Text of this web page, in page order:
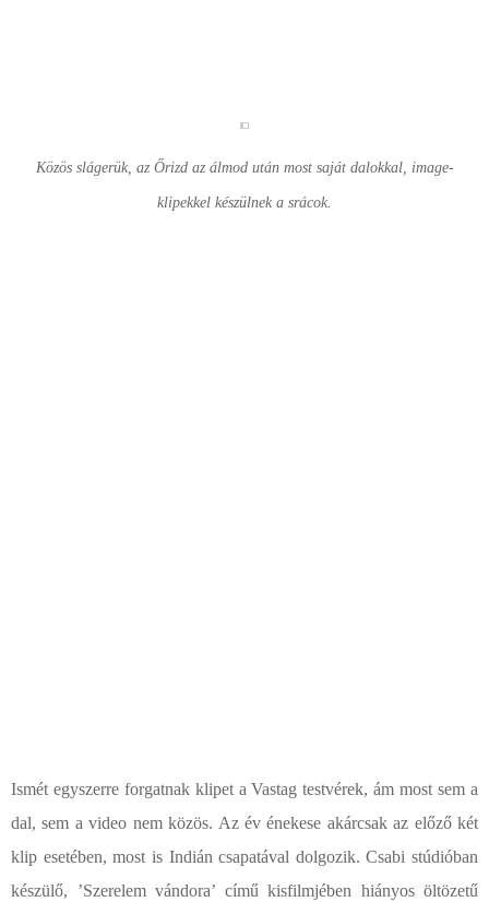
Közös slágerük, az Őrizd az álmod után most saját dalokkal, image-
klipekkel készülnek a srácok.
Ismét egyszerre forgatnak klipet a Vastag testvérek, ám most sem a
dal, sem a video nem közös. Az év énekese akárcsak az előző két
klip esetében, most is Indián csapatával dolgozik. Csabi stúdióban
készülő, ’Szerelem vándora’ című kisfilmjében hiányos öltözetű